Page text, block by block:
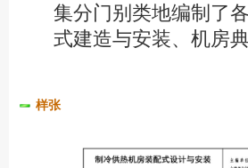
集分门别类地编制了
式建造与安装、机房
样张